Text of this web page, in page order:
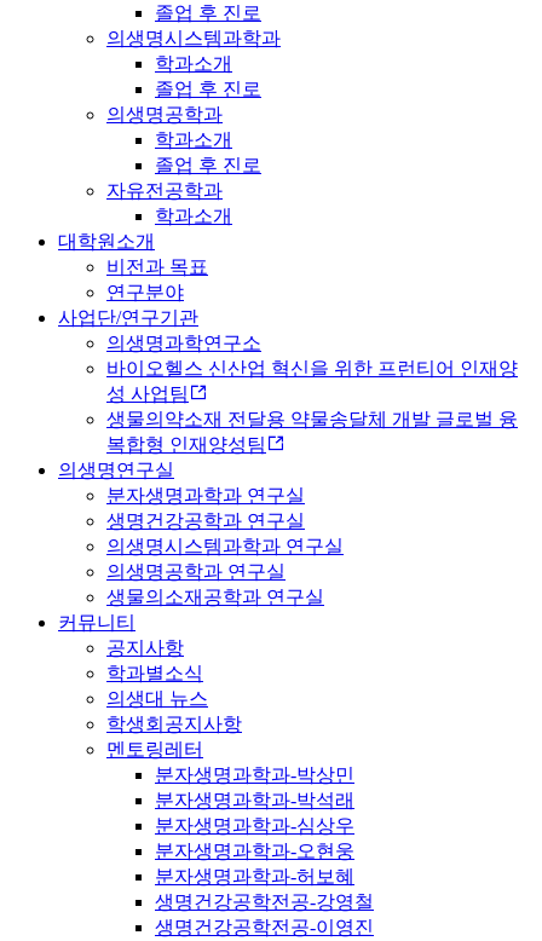
졸업 후 진로
의생명시스템과학과
학과소개
졸업 후 진로
의생명공학과
학과소개
졸업 후 진로
자유전공학과
학과소개
대학원소개
비전과 목표
연구분야
사업단/연구기관
의생명과학연구소
바이오헬스 신산업 혁신을 위한 프런티어 인재양
성 사업팀
생물의약소재 전달용 약물송달체 개발 글로벌 융
복합형 인재양성팀
의생명연구실
분자생명과학과 연구실
생명건강공학과 연구실
의생명시스템과학과 연구실
의생명공학과 연구실
생물의소재공학과 연구실
커뮤니티
공지사항
학과별소식
의생대 뉴스
학생회공지사항
멘토링레터
분자생명과학과-박상민
분자생명과학과-박석래
분자생명과학과-심상우
분자생명과학과-오현웅
분자생명과학과-허보혜
생명건강공학전공-강영철
생명건강공학전공-이영진